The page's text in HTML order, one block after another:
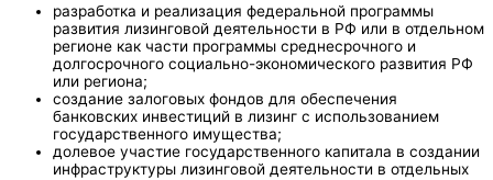
разработка и реализация федеральной программы
развития лизинговой деятельности в РФ или в отдельном
регионе как части программы среднесрочного и
долгосрочного социально-экономического развития РФ
или региона;
создание залоговых фондов для обеспечения
банковских инвестиций в лизинг с использованием
государственного имущества;
долевое участие государственного капитала в создании
инфраструктуры лизинговой деятельности в отдельных